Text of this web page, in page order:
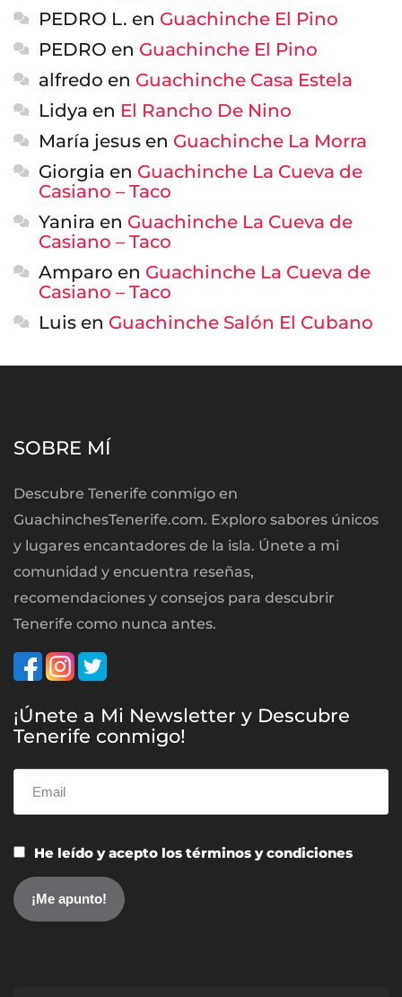
PEDRO L. en Guachinche El Pino
PEDRO en Guachinche El Pino
alfredo en Guachinche Casa Estela
Lidya en El Rancho De Nino
María jesus en Guachinche La Morra
Giorgia en Guachinche La Cueva de
Casiano – Taco
Yanira en Guachinche La Cueva de
Casiano – Taco
Amparo en Guachinche La Cueva de
Casiano – Taco
Luis en Guachinche Salón El Cubano
SOBRE MÍ
Descubre Tenerife conmigo en
GuachinchesTenerife.com. Exploro sabores únicos
y lugares encantadores de la isla. Únete a mi
comunidad y encuentra reseñas,
recomendaciones y consejos para descubrir
Tenerife como nunca antes.
¡Únete a Mi Newsletter y Descubre
Tenerife conmigo!
He leído y acepto los términos y condiciones